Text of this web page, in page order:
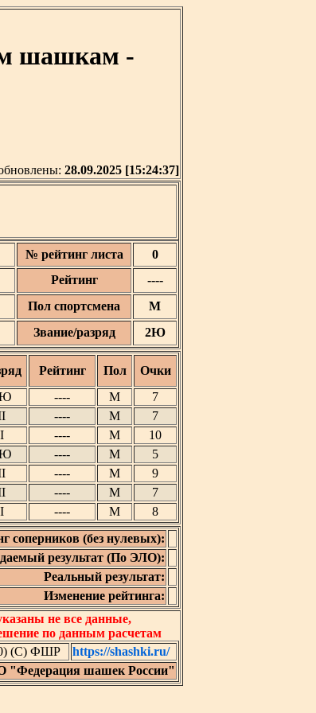
шашкам -
28.09.2025 [15:24:37]
№ рейтинг листа
0
Рейтинг
----
Пол спортсмена
М
Звание/разряд 2Ю
Рейтинг Пол
Очки
---- М
7
---- М
7
I ---- М
10
---- М
5
---- М
9
---- М
7
I ---- М
8
соперников (без нулевых):
результат (По ЭЛО):
Реальный результат:
Изменение рейтинга:
не все данные,
по данным расчетам
(C) ФШР
https://shashki.ru/
"Федерация шашек России"